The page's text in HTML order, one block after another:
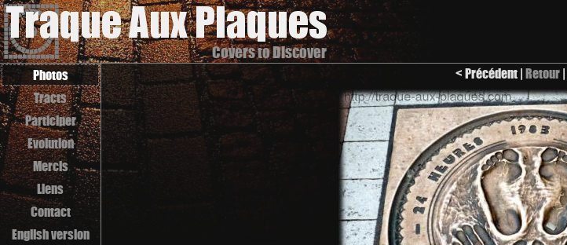
Covers to Discover
Photos
Tracts
Participer
Evolution
Mercis
Liens
Contact
English version
< Précédent |Retour|